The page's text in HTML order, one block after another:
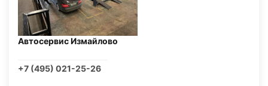
Автосервис Измайлово
+7 (495) 021-25-26